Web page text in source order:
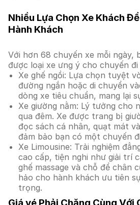
Nhiều Lựa Chọn Xe Khách
Hành Khách
Với hơn 68 chuyến xe mỗi ngày,
được loại xe ưng ý cho chuyến đi
Xe ghế ngồi: Lựa chọn tuyệt
đường ngắn hoặc di chuyển
dòng xe tiêu chuẩn, mang lại
Xe giường nằm: Lý tưởng cho
qua đêm. Xe được trang bị
đọc sách cá nhân, quạt mát
đảm bảo bạn có một chuyến
Xe Limousine: Trải nghiệm
cao cấp, tiện nghi như giải trí
ghế massage và chỗ để chân
hảo cho hành khách ưu tiên
trọng.